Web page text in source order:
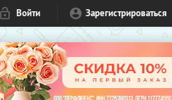
Войти Зарегистрироваться